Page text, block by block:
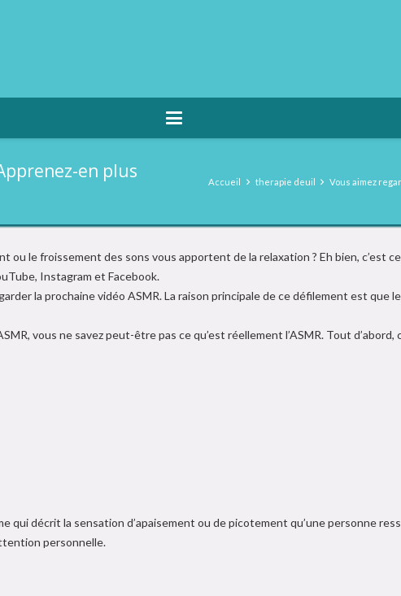
en plus
Accueil therapie deuil Vous aimez
le froissement des sons vous apportent de la relaxation ? Eh bien, c’est ce
Instagram et Facebook.
la prochaine vidéo ASMR. La raison principale de ce défilement est que
vous ne savez peut-être pas ce qu’est réellement l’ASMR. Tout d’abord,
qui décrit la sensation d’apaisement ou de picotement qu’une personne
personnelle.